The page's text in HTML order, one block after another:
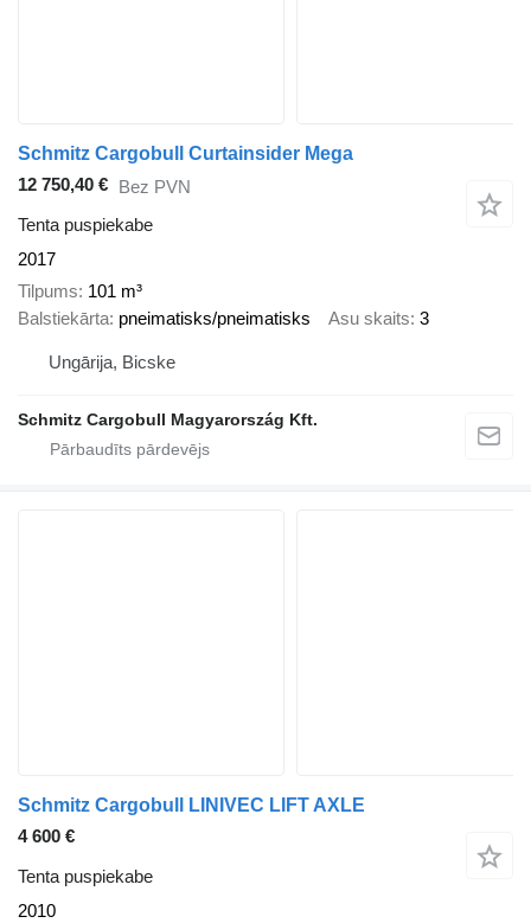
Schmitz Cargobull Curtainsider Mega
12 750,40 € Bez PVN
Tenta puspiekabe
2017
Tilpums 101 m³
Balstiekārta pneimatisks/pneimatisks Asu skaits 3
Ungārija, Bicske
Schmitz Cargobull Magyarország Kft.
Schmitz Cargobull LINIVEC LIFT AXLE
4 600 €
Tenta puspiekabe
2010